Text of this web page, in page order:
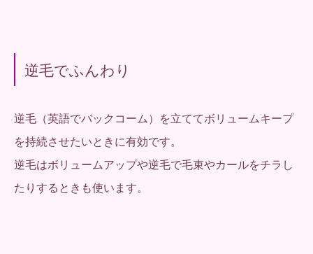
逆毛でふんわり
逆毛（英語でバックコーム）を立ててボリュームキープ
を持続させたいときに有効です。
逆毛はボリュームアップや逆毛で毛束やカールをチラし
たりするときも使います。